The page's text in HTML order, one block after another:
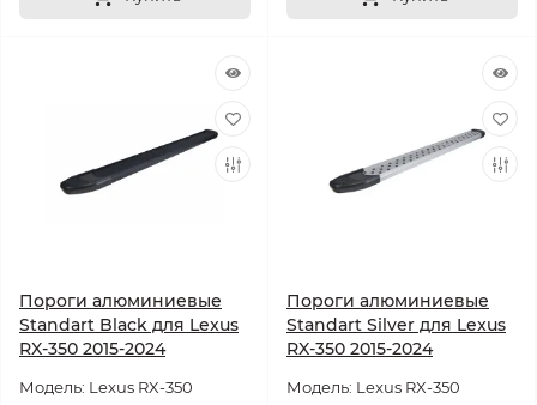
Пороги алюминиевые
Standart Black для Lexus
RX-350 2015-2024
Модель: Lexus RX-350
Пороги алюминиевые
Standart Silver для Lexus
RX-350 2015-2024
Модель: Lexus RX-350